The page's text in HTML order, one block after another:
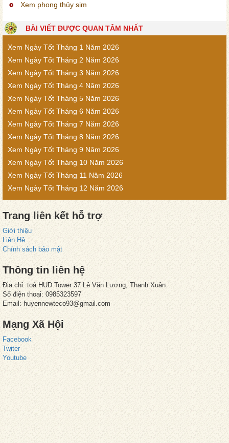
Xem phong thủy sim
BÀI VIẾT ĐƯỢC QUAN TÂM NHẤT
Xem Ngày Tốt Tháng 1 Năm 2026
Xem Ngày Tốt Tháng 2 Năm 2026
Xem Ngày Tốt Tháng 3 Năm 2026
Xem Ngày Tốt Tháng 4 Năm 2026
Xem Ngày Tốt Tháng 5 Năm 2026
Xem Ngày Tốt Tháng 6 Năm 2026
Xem Ngày Tốt Tháng 7 Năm 2026
Xem Ngày Tốt Tháng 8 Năm 2026
Xem Ngày Tốt Tháng 9 Năm 2026
Xem Ngày Tốt Tháng 10 Năm 2026
Xem Ngày Tốt Tháng 11 Năm 2026
Xem Ngày Tốt Tháng 12 Năm 2026
Trang liên kết hỗ trợ
Giới thiệu
Liện Hệ
Chính sách bảo mật
Thông tin liên hệ
Địa chỉ: toà HUD Tower 37 Lê Văn Lương, Thanh Xuân
Số điện thoại: 0985323597
Email: huyennewteco93@gmail.com
Mạng Xã Hội
Facebook
Twiter
Youtube